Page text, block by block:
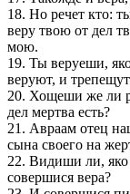
18. Но речет кто:
вeру твою от дeл
мою.
19. Ты вeруеши,
вeруют, и
20. Хощеши же ли
дeл мертва есть?
21. Авраам отец
сына своего на
22. Видиши ли, яко
совершися вeра?